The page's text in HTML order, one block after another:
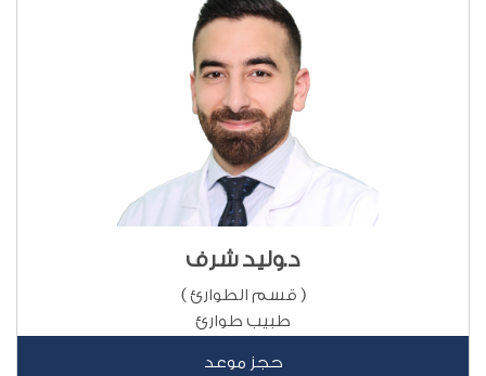
د.وليد شرف
( قسم الطوارئ )
طبيب طوارئ
حجز موعد